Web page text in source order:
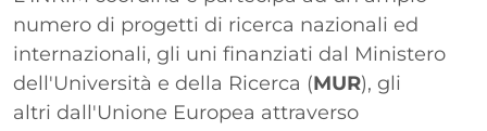
numero di progetti di ricerca nazionali ed
internazionali, gli uni finanziati dal Ministero
dell'Università e della Ricerca (MUR), gli
altri dall'Unione Europea attraverso